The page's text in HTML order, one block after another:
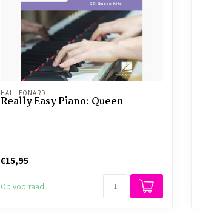
HAL LEONARD
Really Easy Piano: Queen
€15,95
Op voorraad